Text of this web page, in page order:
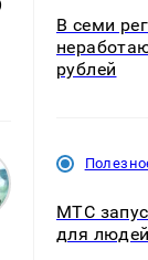
В семи
рублей
МТС
для